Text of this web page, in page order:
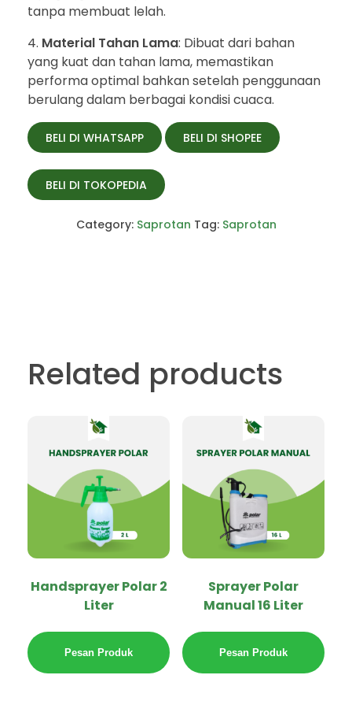
tanpa membuat lelah.
Material Tahan Lama: Dibuat dari bahan
yang kuat dan tahan lama, memastikan
performa optimal bahkan setelah penggunaan
berulang dalam berbagai kondisi cuaca.
BELI DI WHATSAPP BELI DI SHOPEE
BELI DI TOKOPEDIA
Category: Saprotan Tag: Saprotan
Related products
Handsprayer Polar 2
Liter
Pesan Produk
Sprayer Polar
Manual 16 Liter
Pesan Produk